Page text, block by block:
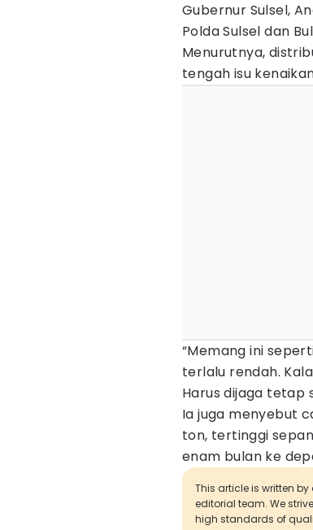
Gubernur Sulsel,
Polda Sulsel dan
Menurutnya,
tengah isu
“Memang ini
terlalu rendah.
Harus dijaga tetap
Ia juga menyebut
ton, tertinggi
enam bulan ke
This article is written
editorial team. We
high standards of